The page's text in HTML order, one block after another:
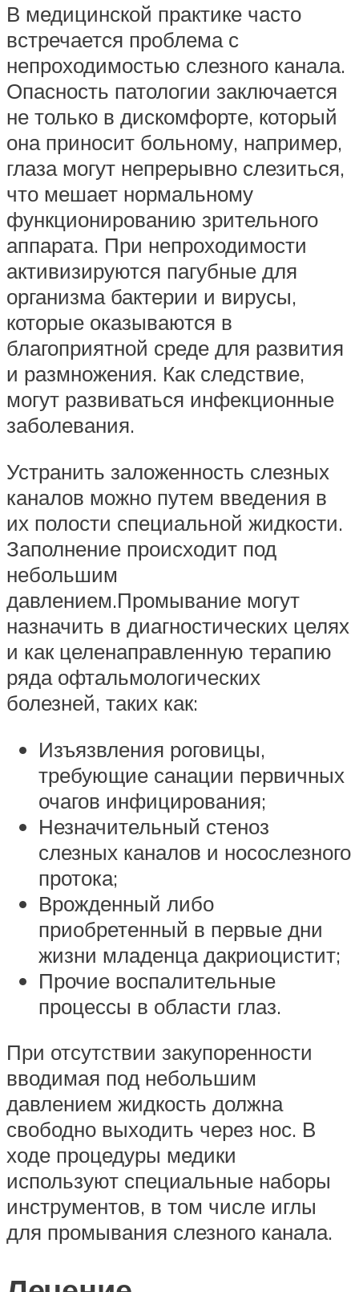
В медицинской практике часто
встречается проблема с
непроходимостью слезного канала.
Опасность патологии заключается
не только в дискомфорте, который
она приносит больному, например,
глаза могут непрерывно слезиться,
что мешает нормальному
функционированию зрительного
аппарата. При непроходимости
активизируются пагубные для
организма бактерии и вирусы,
которые оказываются в
благоприятной среде для развития
и размножения. Как следствие,
могут развиваться инфекционные
заболевания.
Устранить заложенность слезных
каналов можно путем введения в
их полости специальной жидкости.
Заполнение происходит под
небольшим
давлением.Промывание могут
назначить в диагностических целях
и как целенаправленную терапию
ряда офтальмологических
болезней, таких как:
Изъязвления роговицы,
требующие санации первичных
очагов инфицирования;
Незначительный стеноз
слезных каналов и носослезного
протока;
Врожденный либо
приобретенный в первые дни
жизни младенца дакриоцистит;
Прочие воспалительные
процессы в области глаз.
При отсутствии закупоренности
вводимая под небольшим
давлением жидкость должна
свободно выходить через нос. В
ходе процедуры медики
используют специальные наборы
инструментов, в том числе иглы
для промывания слезного канала.